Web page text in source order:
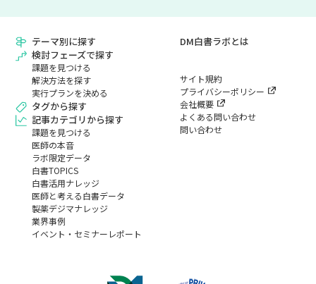
テーマ別に探す
検討フェーズで探す
課題を見つける
解決方法を探す
実行プランを決める
タグから探す
記事カテゴリから探す
課題を見つける
医師の本音
ラボ限定データ
白書TOPICS
白書活用ナレッジ
医師と考える白書データ
製薬デジマナレッジ
業界事例
イベント・セミナーレポート
DM白書ラボとは
サイト規約
プライバシーポリシー
会社概要
よくある問い合わせ
問い合わせ